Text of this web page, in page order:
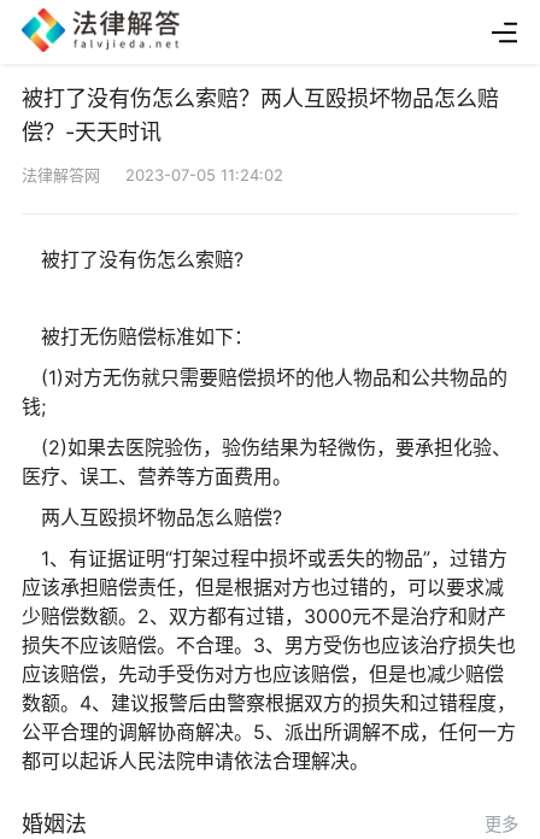
被打了没有伤怎么索赔？两人互殴损坏物品怎么赔
偿？-天天时讯
法律解答网 2023-07-05 11:24:02
被打了没有伤怎么索赔?
被打无伤赔偿标准如下：
(1)对方无伤就只需要赔偿损坏的他人物品和公共物品的
钱;
(2)如果去医院验伤，验伤结果为轻微伤，要承担化验、
医疗、误工、营养等方面费用。
两人互殴损坏物品怎么赔偿?
1、有证据证明“打架过程中损坏或丢失的物品”，过错方
应该承担赔偿责任，但是根据对方也过错的，可以要求减
少赔偿数额。2、双方都有过错，3000元不是治疗和财产
损失不应该赔偿。不合理。3、男方受伤也应该治疗损失也
应该赔偿，先动手受伤对方也应该赔偿，但是也减少赔偿
数额。4、建议报警后由警察根据双方的损失和过错程度，
公平合理的调解协商解决。5、派出所调解不成，任何一方
都可以起诉人民法院申请依法合理解决。
婚姻法 更多